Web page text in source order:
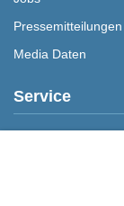
Pressemitteilungen
Media Daten
Service